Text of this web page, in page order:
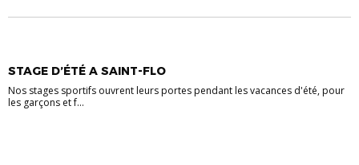
STAGE D’ÉTÉ A SAINT-FLO
Nos stages sportifs ouvrent leurs portes pendant les vacances d'été, pour
les garçons et f...